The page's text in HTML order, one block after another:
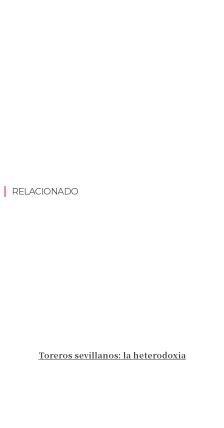
RELACIONADO
Toreros sevillanos: la heterodoxia